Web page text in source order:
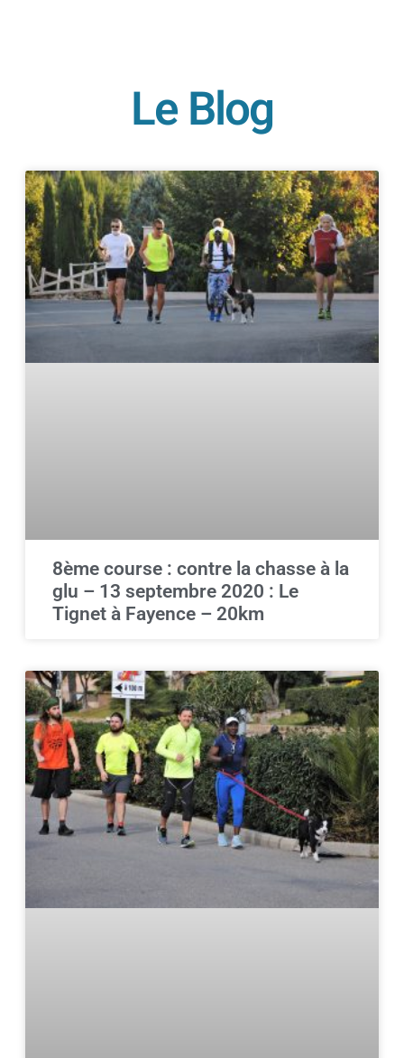
Le Blog
8ème course : contre la chasse à la
glu – 13 septembre 2020 : Le
Tignet à Fayence – 20km